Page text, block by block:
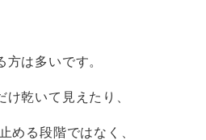
は多いです。
乾いて見えたり、
める段階ではなく、